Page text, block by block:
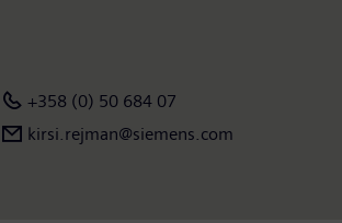
+358 (0) 50 684 07
kirsi.rejman@siemens.com